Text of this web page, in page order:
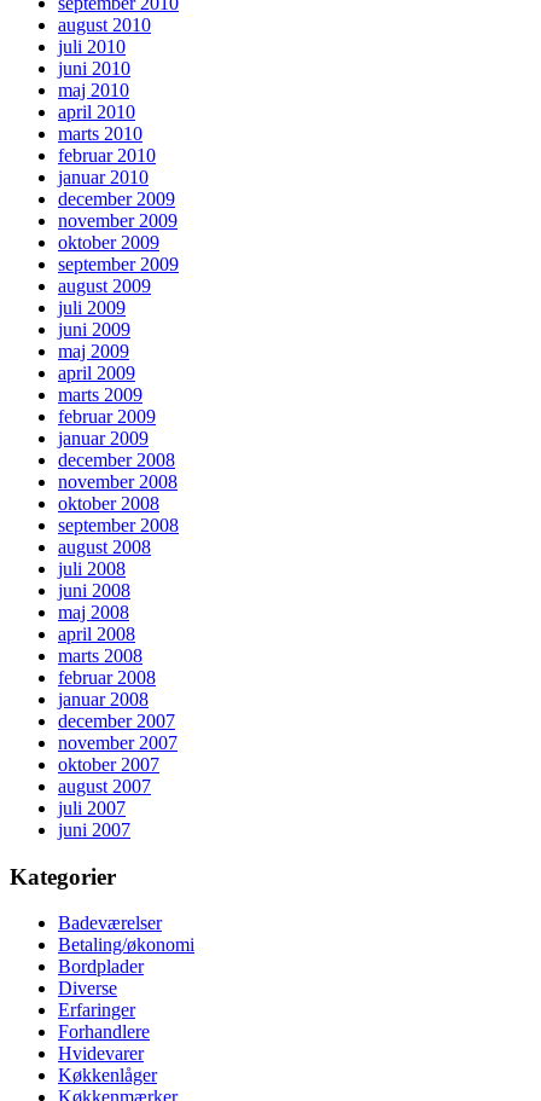
august 2010
juli 2010
juni 2010
maj 2010
april 2010
marts 2010
februar 2010
januar 2010
december 2009
november 2009
oktober 2009
september 2009
august 2009
juli 2009
juni 2009
maj 2009
april 2009
marts 2009
februar 2009
januar 2009
december 2008
november 2008
oktober 2008
september 2008
august 2008
juli 2008
juni 2008
maj 2008
april 2008
marts 2008
februar 2008
januar 2008
december 2007
november 2007
oktober 2007
august 2007
juli 2007
juni 2007
Kategorier
Badeværelser
Betaling/økonomi
Bordplader
Diverse
Erfaringer
Forhandlere
Hvidevarer
Køkkenlåger